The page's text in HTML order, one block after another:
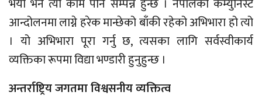
आन्दोलनमा लाग्ने हरेक मान्छेको बाँकी रहेको अभिभारा हो त्यो
। यो अभिभारा पूरा गर्नु छ, त्यसका लागि सर्वस्वीकार्य
व्यक्तिका रूपमा विद्या भण्डारी हुनुहुन्छ ।
अन्तर्राष्ट्रिय जगतमा विश्वसनीय व्यक्तित्व